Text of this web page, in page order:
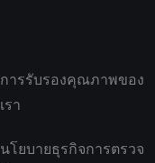
การรับรองคุณภาพของ
เรา
นโยบายธุรกิจการตรวจ